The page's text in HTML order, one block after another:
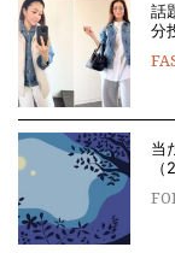
話
分
当